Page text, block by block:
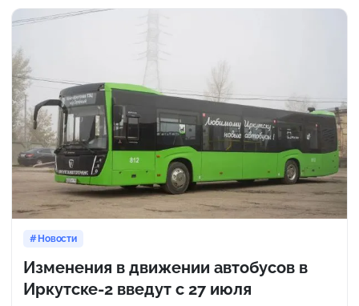
Новости
Изменения в движении автобусов в
Иркутске-2 введут с 27 июля